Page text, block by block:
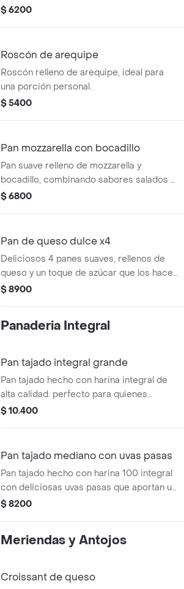
$ 6200
Roscón de arequipe
Roscón relleno de arequipe, ideal para
una porción personal.
$ 5400
Pan mozzarella con bocadillo
Pan suave relleno de mozzarella y
bocadillo, combinando sabores salados y
dulces.
$ 6800
Pan de queso dulce x4
Deliciosos 4 panes suaves, rellenos de
queso y un toque de azúcar que los hace
irresistibles. con un equilibrio perfecto
$ 8900
Panaderia Integral
Pan tajado integral grande
Pan tajado hecho con harina integral de
alta calidad. perfecto para quienes
buscan una opción más saludable, rica en
$ 10.400
Pan tajado mediano con uvas pasas
Pan tajado hecho con harina 100 integral
con deliciosas uvas pasas que aportan un
toque dulce y natural.
$ 8200
Meriendas y Antojos
Croissant de queso